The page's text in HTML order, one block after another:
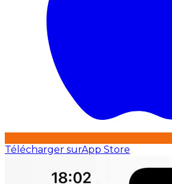
Télécharger surApp Store